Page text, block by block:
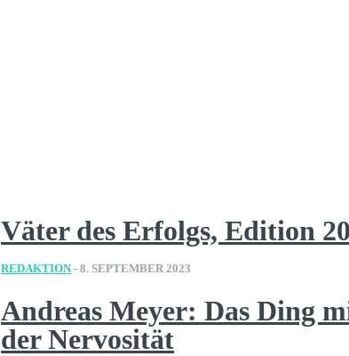
Väter des Erfolgs, Edition
REDAKTION - 8. SEPTEMBER 2023
Andreas Meyer: Das Ding
der Nervosität